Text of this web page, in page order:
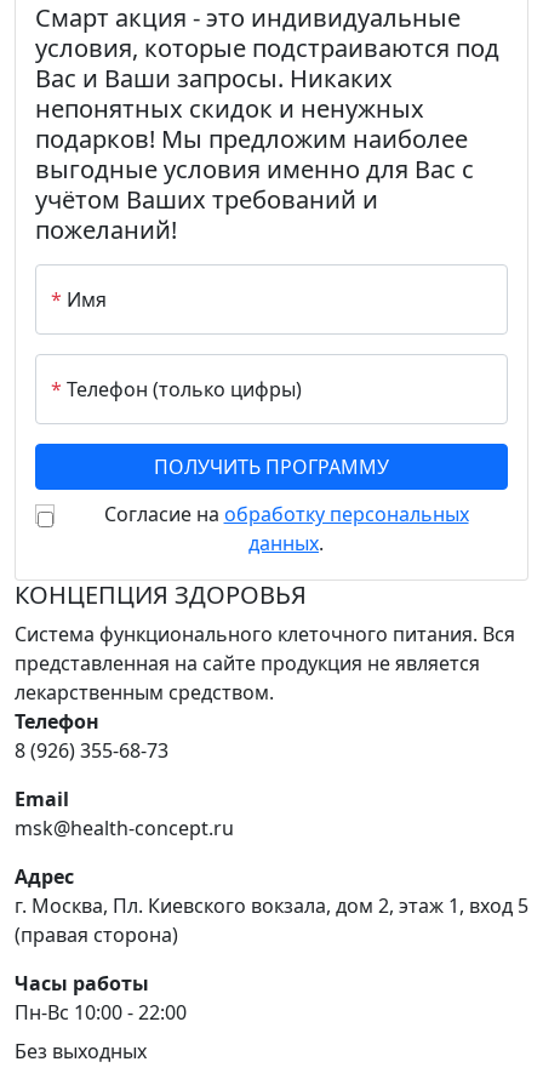
Смарт акция - это индивидуальные
условия, которые подстраиваются под
Вас и Ваши запросы. Никаких
непонятных скидок и ненужных
подарков! Мы предложим наиболее
выгодные условия именно для Вас с
учётом Ваших требований и
пожеланий!
* Имя
* Телефон (только цифры)
Согласие на обработку персональных
данных.
КОНЦЕПЦИЯ ЗДОРОВЬЯ
Система функционального клеточного питания. Вся
представленная на сайте продукция не является
лекарственным средством.
Телефон
8 (926) 355-68-73
Email
msk@health-concept.ru
Адрес
г. Москва, Пл. Киевского вокзала, дом 2, этаж 1, вход 5
(правая сторона)
Часы работы
Пн-Вс 10:00 - 22:00
Без выходных